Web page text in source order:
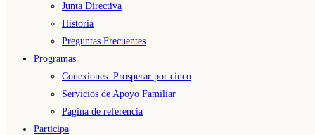
Junta Directiva
Historia
Preguntas Frecuentes
Programas
Conexiones: Prosperar por cinco
Servicios de Apoyo Familiar
Página de referencia
Participa